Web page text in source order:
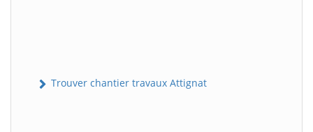
Trouver chantier travaux Attignat